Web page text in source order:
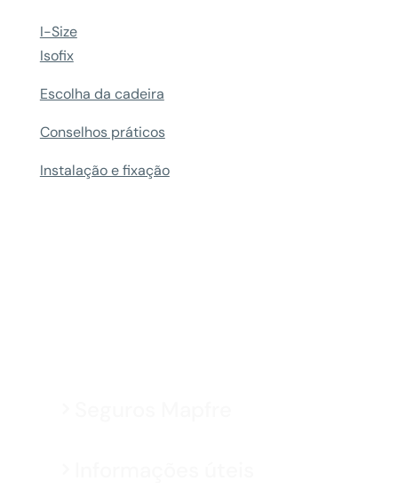
I-Size
Isofix
Escolha da cadeira
Conselhos práticos
Instalação e fixação